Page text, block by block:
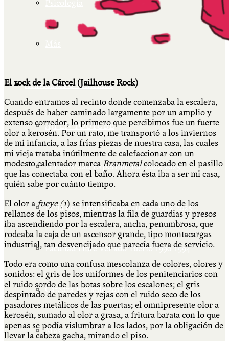
Actividades & contenido
AJÍ EN YOUTUBE
Universidad Experimental 2022-2025
Feria del Libro Venado Tuerto 2022-2025
Facultad Libre Venado Tuerto 1990-1994
Cátedra Bailable 2018
Más
El rock de la Cárcel (Jailhouse Rock)
Cuando entramos al recinto donde comenzaba la escalera,
después de haber caminado largamente por un amplio y
extenso corredor, lo primero que percibimos fue un fuerte
olor a kerosén. Por un rato, me transportó a los inviernos
de mi infancia, a las frías piezas de nuestra casa, las cuales
mi vieja trataba inútilmente de calefaccionar con un
modesto calentador marca Branmetalcolocado en el pasillo
que las conectaba con el baño. Ahora ésta iba a ser mi casa,
quién sabe por cuánto tiempo.
El olor afueye (1) se intensificaba en cada uno de los
rellanos de los pisos, mientras la fila de guardias y presos
iba ascendiendo por la escalera, ancha, penumbrosa, que
rodeaba la caja de un ascensor grande, tipo montacargas
industrial, tan desvencijado que parecía fuera de servicio.
Todo era como una confusa mescolanza de colores, olores y
sonidos: el gris de los uniformes de los penitenciarios con
el ruido sordo de las botas sobre los escalones; el gris
despintado de paredes y rejas con el ruido seco de los
pasadores metálicos de las puertas; el omnipresente olor a
kerosén, sumado al olor a grasa, a fritura barata con lo que
apenas se podía vislumbrar a los lados, por la obligación de
llevar la cabeza gacha, mirando el piso.